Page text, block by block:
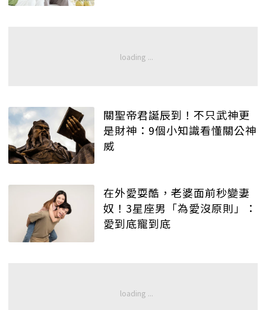
關聖帝君誕辰到！不只武神更
是財神：9個小知識看懂關公神
威
在外愛耍酷，老婆面前秒變妻
奴！3星座男「為愛沒原則」：
愛到底寵到底